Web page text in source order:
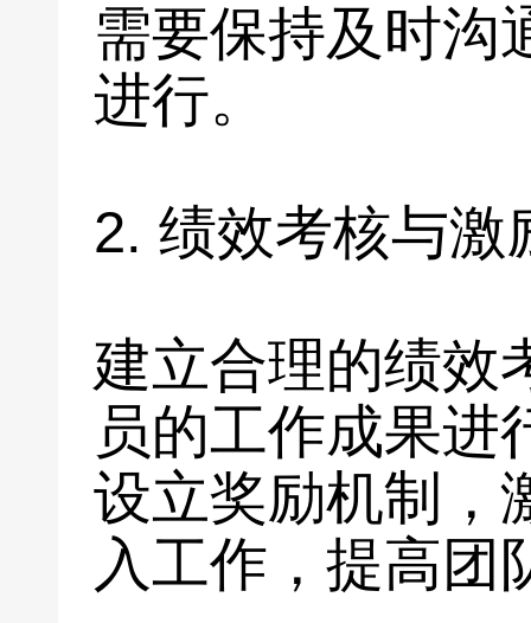
需要保持及时沟
进行。
2. 绩效考核与激
建立合理的绩效
员的工作成果进
设立奖励机制，
入工作，提高团